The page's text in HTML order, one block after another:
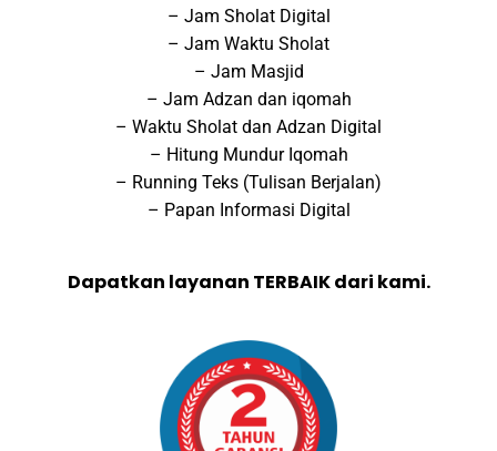
– Jam Sholat Digital
– Jam Waktu Sholat
– Jam Masjid
– Jam Adzan dan iqomah
– Waktu Sholat dan Adzan Digital
– Hitung Mundur Iqomah
– Running Teks (Tulisan Berjalan)
– Papan Informasi Digital
Dapatkan layanan TERBAIK dari kami.